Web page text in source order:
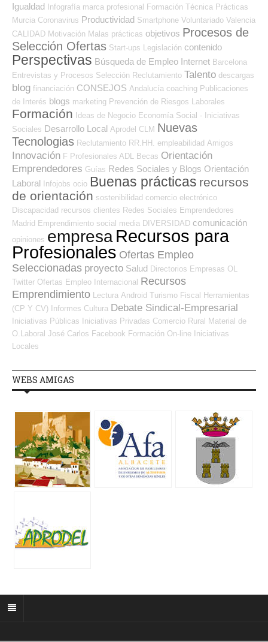
Igualdad Infografía marca profesional Formación Técnica Prácticas
Murcia Coronavirus Productividad Smartphone Voluntariado Valencia
CALIDAD Motivación Malas prácticas objetivos Procesos de
Selección Ofertas Start-ups Legislación contenido
Perspectivas Búsqueda de Empleo Internet Barcelona
Entrevistas y Procesos Selección Reclutamiento Talento descargas
blog financiación CONSEJOS Andalucía coaching Publicaciones
de Interés blogs marketing Prevención de Riesgos Laborales
Formación Ideas de Negocio Economía Social - Iniciativas
Sociales Desarrollo Local Aprodel CLM Nuevas
Tecnologias Reclutamiento RR.HH. empleabilidad Amigos
Innovación F Profesionales ADL Becas Orientación
Emprendedores Guías Redes Sociales y Blogs Orientación
Laboral Infojobs ocio Buenas prácticas recursos
de orientación sostenibilidad comercio electrónico
Discapacidad recursos clientes Redes Sociales Emprendedores
Madrid Emprendimiento social media DIVERSIDAD comunicación
opiniones empresaRecursos para
Profesionales Ofertas Empleo
Seleccionadas proyecto Salud Directorios Empresas OL
Twitter Ofertas Empleo Internacional Recursos
Emprendimiento Lectura Android Turismo Fiscal Herramientas
(CP Y CV) Informes Cultura Debate Sindical-Empresarial
Iniciativas Públicas Iniciativas Privadas Comercio Rural Material de
O.Laboral José Carlos Facebook Formación On-line Iniciativas
Locales
WEBS AMIGAS